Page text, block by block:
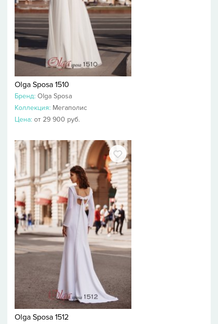
Olga Sposa 1510
Бренд: Olga Sposa
Коллекция: Мегаполис
Цена: от 29 900 руб.
Olga Sposa 1512